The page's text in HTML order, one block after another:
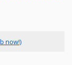
now!)